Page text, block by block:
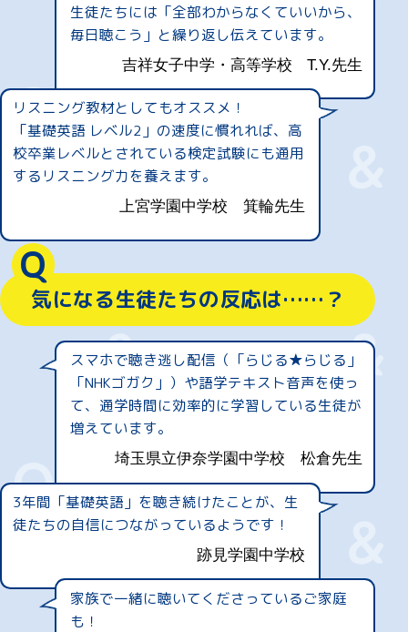
生徒たちには「全部わからなくていいから、
毎日聴こう」と繰り返し伝えています。
吉祥女子中学・高等学校 T.Y.先生
リスニング教材としてもオススメ！
「基礎英語 レベル2」の速度に慣れれば、高
校卒業レベルとされている検定試験にも通用
するリスニング力を養えます。
上宮学園中学校 箕輪先生
Q
気になる生徒たちの反応は……？
スマホで聴き逃し配信（「らじる★らじる」
「NHKゴガク」）や語学テキスト音声を使っ
て、通学時間に効率的に学習している生徒が
増えています。
埼玉県立伊奈学園中学校 松倉先生
3年間「基礎英語」を聴き続けたことが、生
徒たちの自信につながっているようです！
跡見学園中学校
家族で一緒に聴いてくださっているご家庭
も！